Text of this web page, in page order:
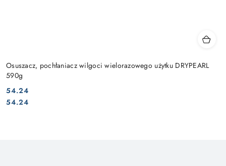
Osuszacz, pochłaniacz wilgoci wielorazowego użytku DRYPEARL
590g
Cena:
54.24
Cena:
54.24